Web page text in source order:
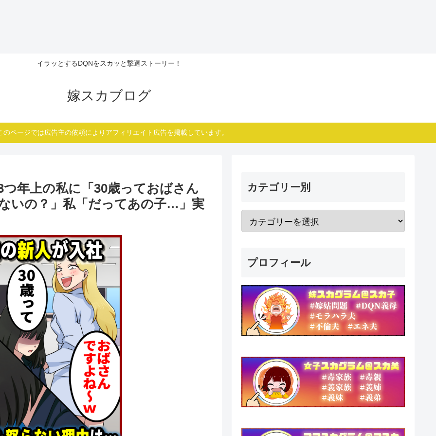
イラッとするDQNをスカッと撃退ストーリー！
嫁スカブログ
ページでは広告主の依頼によりアフィリエイト広告を掲載しています。
年上の私に「30歳っておばさん
いの？」私「だってあの子…」実
カテゴリー別
プロフィール